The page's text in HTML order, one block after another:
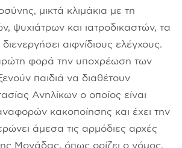
μικτά κλιμάκια με τη
ψυχιάτρων και ιατροδικαστών, τα
αιφνίδιους ελέγχους.
φορά την υποχρέωση των
παιδιά να διαθέτουν
Ανηλίκων ο οποίος είναι
κακοποίησης και έχει την
άμεσα τις αρμόδιες αρχές
Μονάδας, όπως ορίζει ο νόμος.